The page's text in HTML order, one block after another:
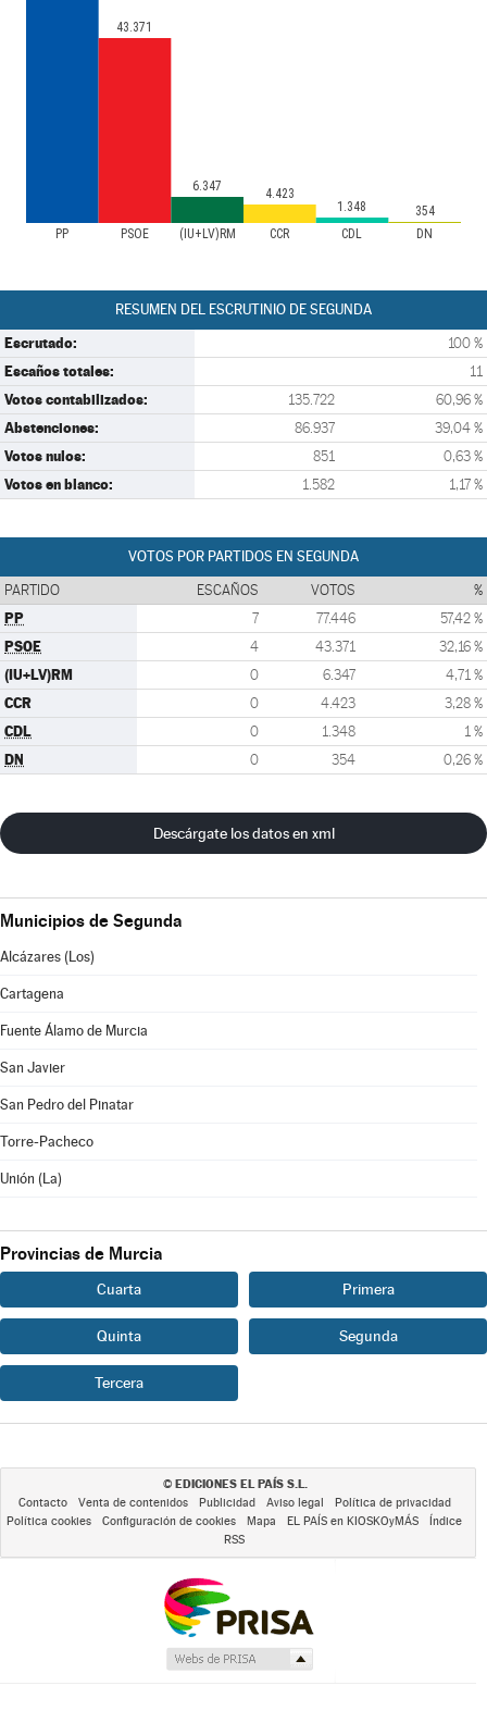
PP PSOE (IU+LV)RM CCR CDL DN
43.371
6.347
4.423
1.348
354
RESUMEN DEL ESCRUTINIO DE SEGUNDA
Escrutado: 100 %
Escaños totales: 11
Votos contabilizados: 135.722 60,96 %
Abstenciones: 86.937 39,04 %
Votos nulos: 851 0,63 %
Votos en blanco: 1.582 1,17 %
VOTOS POR PARTIDOS EN SEGUNDA
PARTIDO ESCAÑOS VOTOS %
PP 7 77.446 57,42 %
PSOE 4 43.371 32,16 %
(IU+LV)RM 0 6.347 4,71 %
CCR 0 4.423 3,28 %
CDL 0 1.348 1 %
DN 0 354 0,26 %
Descárgate los datos en xml
Municipios de Segunda
Alcázares (Los)
Cartagena
Fuente Álamo de Murcia
San Javier
San Pedro del Pinatar
Torre-Pacheco
Unión (La)
Provincias de Murcia
Cuarta Primera
Quinta Segunda
Tercera
© EDICIONES EL PAÍS S.L.
Contacto Venta de contenidos Publicidad Aviso legal
Política de privacidad
Política cookies
Configuración de cookies Mapa EL PAÍS en KIOSKOyMÁS
Índice
RSS